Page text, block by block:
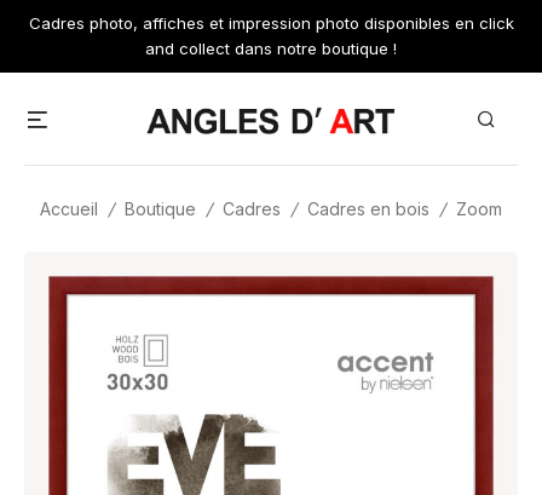
Skip
content
Cadres photo, affiches et impression photo disponibles en click
and collect dans notre boutique !
Accueil / Boutique / Cadres / Cadres en bois / Zoom